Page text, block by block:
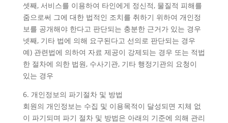
셋째, 서비스를 이용하여 타인에게 정신적, 물질적 피해를
줌으로써 그에 대한 법적인 조치를 취하기 위하여 개인정
보를 공개해야 한다고 판단되는 충분한 근거가 있는 경우
넷째, 기타 법에 의해 요구된다고 선의로 판단되는 경우
예) 관련법에 의하여 자료 제공이 강제되는 경우 또는 적법
한 절차에 의한 법원, 수사기관, 기타 행정기관의 요청이
있는 경우
6. 개인정보의 파기절차 및 방법
회원의 개인정보는 수집 및 이용목적이 달성되면 지체 없
이 파기되며 파기 절차 및 방법은 아래의 기준에 의해 관리